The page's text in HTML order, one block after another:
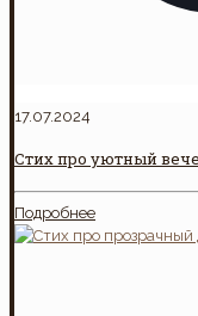
17.07.2024
Стих про уютный
Подробнее